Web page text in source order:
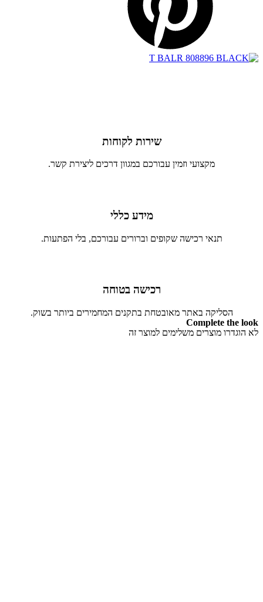
שירות לקוחות
מקצועי וזמין עבורכם במגוון דרכים ליצירת קשר.
מידע כללי
תנאי רכישה שקופים וברורים עבורכם, בלי הפתעות.
רכישה בטוחה
הסליקה באתר מאובטחת בתקנים המחמירים ביותר בשוק.
Complete the look
לא הוגדרו מוצרים משלימים למוצר זה